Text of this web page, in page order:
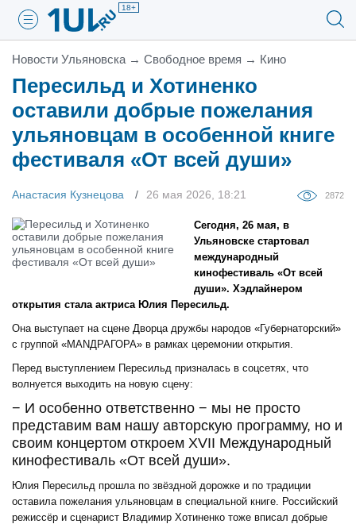
18+
Новости Ульяновска → Свободное время → Кино
Пересильд и Хотиненко
оставили добрые пожелания
ульяновцам в особенной книге
фестиваля «От всей души»
Анастасия Кузнецова 26 мая 2026, 18:21 2872
Сегодня, 26 мая, в
Ульяновске стартовал
международный
кинофестиваль «От всей
души». Хэдлайнером
открытия стала актриса Юлия Пересильд.
Она выступает на сцене Дворца дружбы народов «Губернаторский»
с группой «МАNДРАГОРА» в рамках церемонии открытия.
Перед выступлением Пересильд призналась в соцсетях, что
волнуется выходить на новую сцену:
− И особенно ответственно − мы не просто
представим вам нашу авторскую программу, но и
своим концертом откроем XVII Международный
кинофестиваль «От всей души».
Юлия Пересильд прошла по звёздной дорожке и по традиции
оставила пожелания ульяновцам в специальной книге. Российский
режиссёр и сценарист Владимир Хотиненко тоже вписал добрые